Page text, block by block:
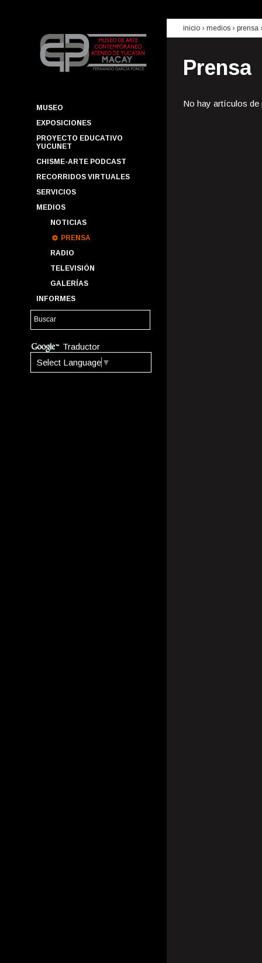
MUSEO
EXPOSICIONES
PROYECTO EDUCATIVO
YUCUNET
CHISME-ARTE PODCAST
RECORRIDOS VIRTUALES
SERVICIOS
MEDIOS
NOTICIAS
PRENSA
RADIO
TELEVISIÓN
GALERÍAS
INFORMES
Traductor
Select Language ▼
inicio › medios › prensa
Prensa
No hay artículos de